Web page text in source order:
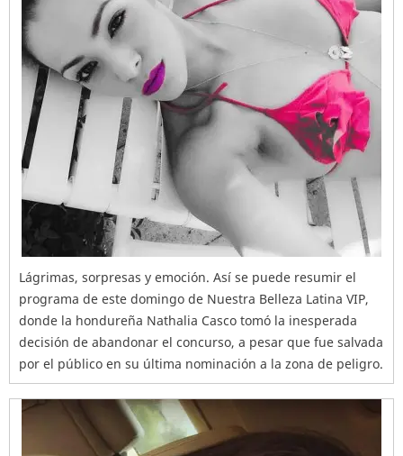
Lágrimas, sorpresas y emoción. Así se puede resumir el
programa de este domingo de Nuestra Belleza Latina VIP,
donde la hondureña Nathalia Casco tomó la inesperada
decisión de abandonar el concurso, a pesar que fue salvada
por el público en su última nominación a la zona de peligro.